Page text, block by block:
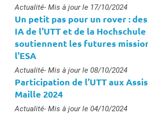
Type :
Actualité- Mis à jour le 17/10/2024
Un petit pas pour un rover :
IA de l'UTT et de la
soutiennent les futures
l'ESA
Type :
Actualité- Mis à jour le 08/10/2024
Participation de l’UTT aux
Maille 2024
Type :
Actualité- Mis à jour le 04/10/2024